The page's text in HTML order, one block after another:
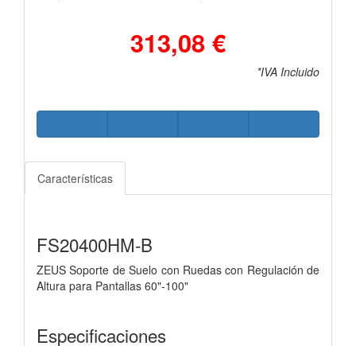
313,08 €
*IVA Incluido
Características
FS20400HM-B
ZEUS Soporte de Suelo con Ruedas con Regulación de
Altura para Pantallas 60"-100"
Especificaciones